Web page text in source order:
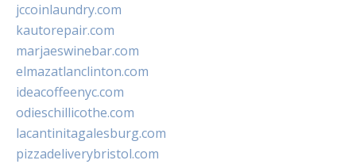
jccoinlaundry.com
kautorepair.com
marjaeswinebar.com
elmazatlanclinton.com
ideacoffeenyc.com
odieschillicothe.com
lacantinitagalesburg.com
pizzadeliverybristol.com